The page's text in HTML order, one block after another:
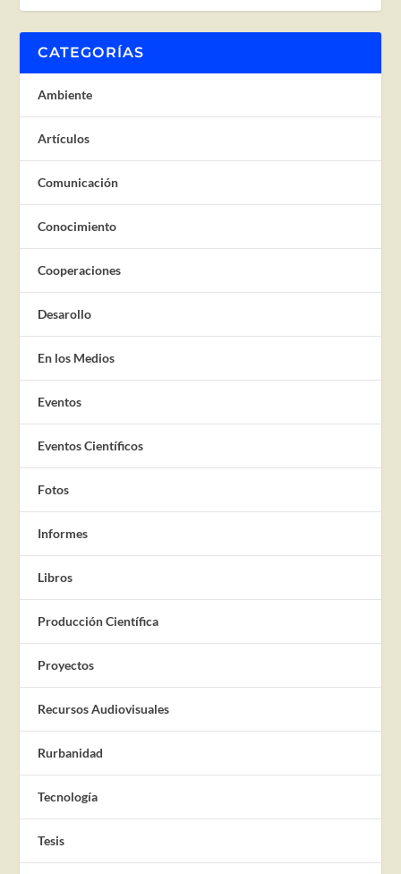
CATEGORÍAS
Ambiente
Artículos
Comunicación
Conocimiento
Cooperaciones
Desarollo
En los Medios
Eventos
Eventos Científicos
Fotos
Informes
Libros
Producción Científica
Proyectos
Recursos Audiovisuales
Rurbanidad
Tecnología
Tesis